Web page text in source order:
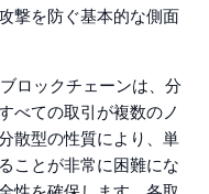
撃を防ぐ基本的な側面
ロックチェーンは、分
べての取引が複数のノ
散型の性質により、単
ことが非常に困難にな